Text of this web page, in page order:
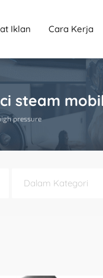
Iklan Cara Kerja
steam
pressure